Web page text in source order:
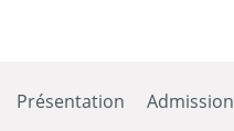
Présentation Admission